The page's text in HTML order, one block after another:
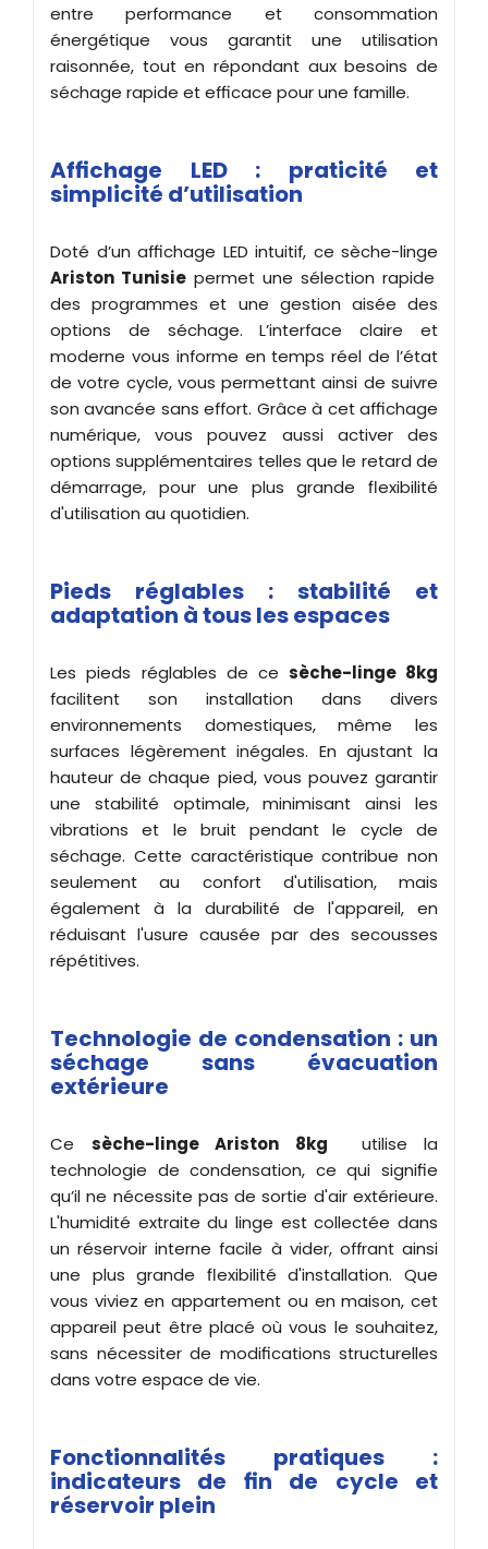
entre performance et consommation
énergétique vous garantit une utilisation
raisonnée, tout en répondant aux besoins de
séchage rapide et efficace pour une famille.
Affichage LED : praticité et
simplicité d’utilisation
Doté d’un affichage LED intuitif, ce sèche-linge
Ariston Tunisie permet une sélection rapide
des programmes et une gestion aisée des
options de séchage. L’interface claire et
moderne vous informe en temps réel de l’état
de votre cycle, vous permettant ainsi de suivre
son avancée sans effort. Grâce à cet affichage
numérique, vous pouvez aussi activer des
options supplémentaires telles que le retard de
démarrage, pour une plus grande flexibilité
d'utilisation au quotidien.
Pieds réglables : stabilité et
adaptation à tous les espaces
Les pieds réglables de ce sèche-linge 8kg
facilitent son installation dans divers
environnements domestiques, même les
surfaces légèrement inégales. En ajustant la
hauteur de chaque pied, vous pouvez garantir
une stabilité optimale, minimisant ainsi les
vibrations et le bruit pendant le cycle de
séchage. Cette caractéristique contribue non
seulement au confort d'utilisation, mais
également à la durabilité de l'appareil, en
réduisant l'usure causée par des secousses
répétitives.
Technologie de condensation : un
séchage sans évacuation
extérieure
Ce sèche-linge Ariston 8kg utilise la
technologie de condensation, ce qui signifie
qu’il ne nécessite pas de sortie d'air extérieure.
L'humidité extraite du linge est collectée dans
un réservoir interne facile à vider, offrant ainsi
une plus grande flexibilité d'installation. Que
vous viviez en appartement ou en maison, cet
appareil peut être placé où vous le souhaitez,
sans nécessiter de modifications structurelles
dans votre espace de vie.
Fonctionnalités pratiques :
indicateurs de fin de cycle et
réservoir plein